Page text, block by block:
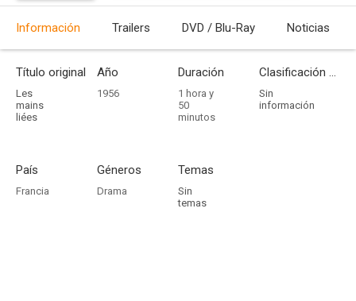
Información Trailers DVD / Blu-Ray Noticias
Título original
Les
mains
liées
Año
1956
Duración
1 hora y
50
minutos
Clasificación por edades
Sin
información
País
Francia
Géneros
Drama
Temas
Sin
temas